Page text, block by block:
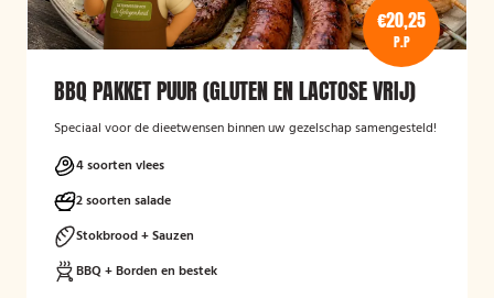
€20,25
P.P
BBQ PAKKET PUUR (GLUTEN EN LACTOSE VRIJ)
Speciaal voor de dieetwensen binnen uw gezelschap samengesteld!
4 soorten vlees
2 soorten salade
Stokbrood + Sauzen
BBQ + Borden en bestek